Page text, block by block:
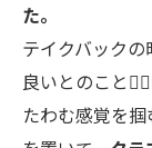
た。
テイクバックの
良いとのこと
たわむ感覚を